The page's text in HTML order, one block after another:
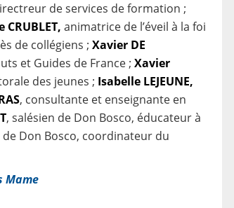
de services de formation ;
CRUBLET, animatrice de l’éveil à la foi
de collégiens ; Xavier DE
et Guides de France ; Xavier
des jeunes ; Isabelle LEJEUNE,
, consultante et enseignante en
, salésien de Don Bosco, éducateur à
de Don Bosco, coordinateur du
Mame